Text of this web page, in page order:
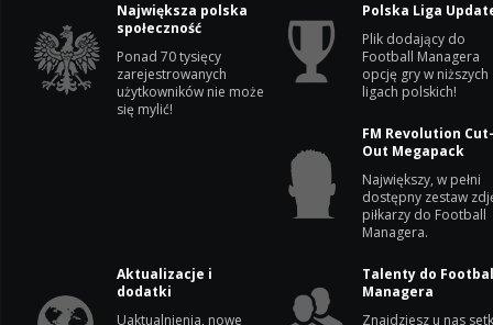
Największa polska
społeczność
Ponad 70 tysięcy
zarejestrowanych
użytkowników nie może
się mylić!
Polska Liga
Plik dodający do
Football Managera
opcję gry w niższych
ligach polskich!
FM Revolution
Out Megapack
Największy, w pełni
dostępny zestaw
piłkarzy do Football
Managera.
Aktualizacje i
dodatki
Uaktualnienia, nowe
Talenty do
Managera
Znajdziesz u nas